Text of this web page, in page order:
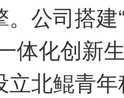
。公司搭
体化创新
立北鲲青